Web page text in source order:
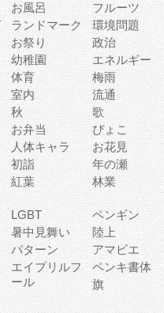
お風呂 フルーツ
ランドマーク 環境問題
お祭り 政治
幼稚園 エネルギー
体育 梅雨
室内 流通
秋 歌
お弁当 ぴょこ
人体キャラ お花見
初詣 年の瀬
紅葉 林業
LGBT ペンギン
暑中見舞い 陸上
パターン アマビエ
エイプリルフ
ール
ペンキ書体
旗